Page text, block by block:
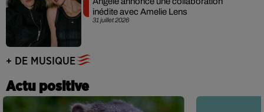
31 juillet 2026
inédite avec Amelie Lens
+ DE MUSIQUE
Actu positive